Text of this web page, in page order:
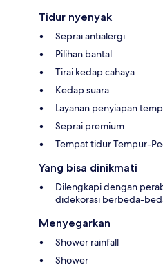
Tidur nyenyak
Seprai antialergi
Pilihan bantal
Tirai kedap cahaya
Kedap suara
Layanan penyiapan
Seprai premium
Tempat tidur Tempur-
Yang bisa dinikmati
Dilengkapi dengan
didekorasi berbeda-
Menyegarkan
Shower rainfall
Shower